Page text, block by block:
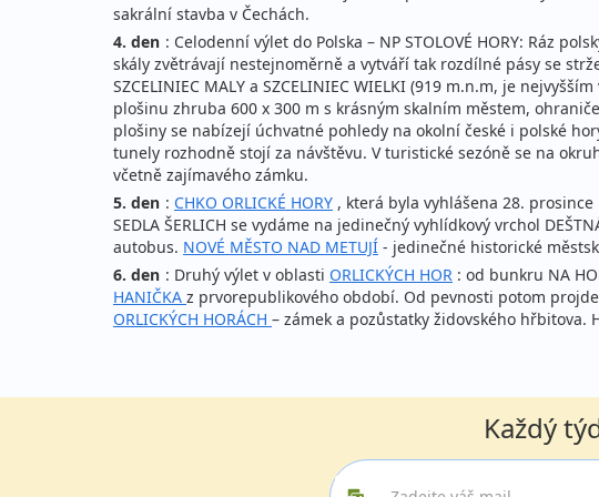
sakrální stavba v Čechách.
4. den : Celodenní výlet do Polska – NP STOLOVÉ HORY: Ráz
skály zvětrávají nestejnoměrně a vytváří tak rozdílné pásy se
SZCELINIEC MALY a SZCELINIEC WIELKI (919 m.n.m, je
plošinu zhruba 600 x 300 m s krásným skalním městem,
plošiny se nabízejí úchvatné pohledy na okolní české i polské
tunely rozhodně stojí za návštěvu. V turistické sezóně se na
včetně zajímavého zámku.
5. den : CHKO ORLICKÉ HORY , která byla vyhlášena 28.
SEDLA ŠERLICH se vydáme na jedinečný vyhlídkový vrchol
autobus. NOVÉ MĚSTO NAD METUJÍ - jedinečné historické
6. den : Druhý výlet v oblasti ORLICKÝCH HOR : od bunkru NA
HANIČKA z prvorepublikového období. Od pevnosti potom
ORLICKÝCH HORÁCH – zámek a pozůstatky židovského
Každý